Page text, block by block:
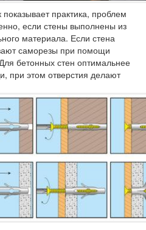
практика, проблем
если стены выполнены из
материала. Если стена
саморезы при помощи
бетонных стен оптимальнее
при этом отверстия делают